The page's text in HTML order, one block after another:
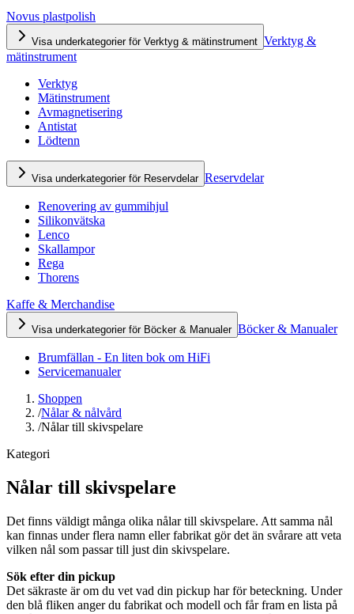
Novus plastpolish
Visa underkategorier för Verktyg & mätinstrument Verktyg &
mätinstrument
Verktyg
Mätinstrument
Avmagnetisering
Antistat
Lödtenn
Visa underkategorier för Reservdelar Reservdelar
Renovering av gummihjul
Silikonvätska
Lenco
Skallampor
Rega
Thorens
Kaffe & Merchandise
Visa underkategorier för Böcker & Manualer Böcker & Manualer
Brumfällan - En liten bok om HiFi
Servicemanualer
Shoppen
/Nålar & nålvård
/Nålar till skivspelare
Kategori
Nålar till skivspelare
Det finns väldigt många olika nålar till skivspelare. Att samma nål
kan finnas under flera namn eller fabrikat gör det än svårare att veta
vilken nål som passar till just din skivspelare.
Sök efter din pickup
Det säkraste är om du vet vad din pickup har för beteckning. Under
den blå fliken anger du fabrikat och modell och får fram en lista på